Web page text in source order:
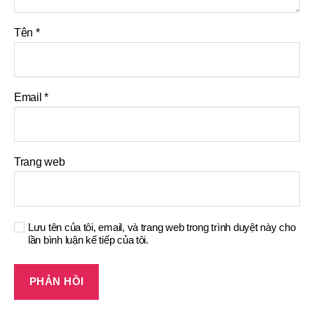
Tên *
Email*
Trang web
Lưu tên của tôi, email, và trang web trong trình duyệt này cho
lần bình luận kế tiếp của tôi.